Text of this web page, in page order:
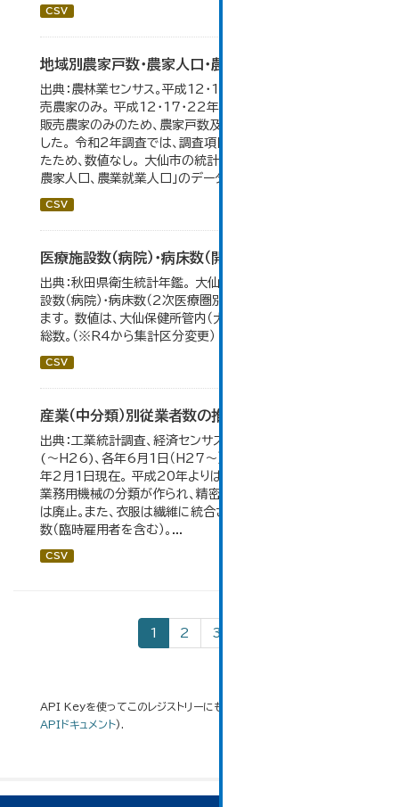
CSV
地域別農家戸数・農家人口・農業就業人口
出典：農林業センサス。平成12・17・22・27年数値は、販
売農家のみ。 平成12・17・22年の農業就業人口データが
販売農家のみのため、農家戸数及び人口も販売農家のみと
した。 令和2年調査では、調査項目・集計体系が変更となっ
たため、数値なし。 大仙市の統計「3-2 地域別農家戸数、
農家人口、農業就業人口」のデータを参照しています。
CSV
医療施設数（病院）・病床数（開設主体・保健所別）
出典：秋田県衛生統計年鑑。 大仙市の統計「11-11 医療施
設数（病院）・病床数（2次医療圏別)」のデータを参照してい
ます。 数値は、大仙保健所管内（大仙市・仙北市・美郷町）の
総数。（※R4から集計区分変更）
CSV
産業（中分類）別従業者数の推移
出典：工業統計調査、経済センサス。 各年12月31日現在
(～H26)、各年6月1日（H27～）・平成23年のみ平成24
年2月1日現在。 平成20年よりはん用機械、生産用機械、
業務用機械の分類が作られ、精密機械、一般用機械の分類
は廃止。また、衣服は繊維に統合された。 数値は総従業者
数（臨時雇用者を含む）。...
CSV
1 2 3
API Keyを使ってこのレジストリーにもアクセス可能です
APIドキュメント).